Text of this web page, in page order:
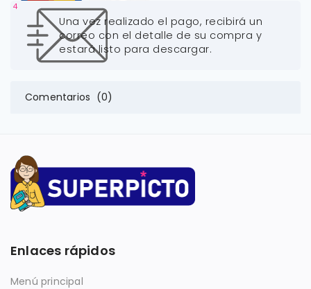
4
Una vez realizado el pago, recibirá un
correo con el detalle de su compra y
estará listo para descargar.
Comentarios (0)
Enlaces rápidos
Menú principal